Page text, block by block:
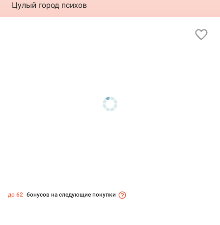
Цулый город психов
до 62 бонусов на следующие покупки